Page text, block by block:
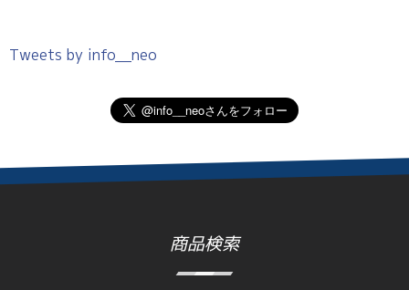
Tweets by info__neo
商品検索